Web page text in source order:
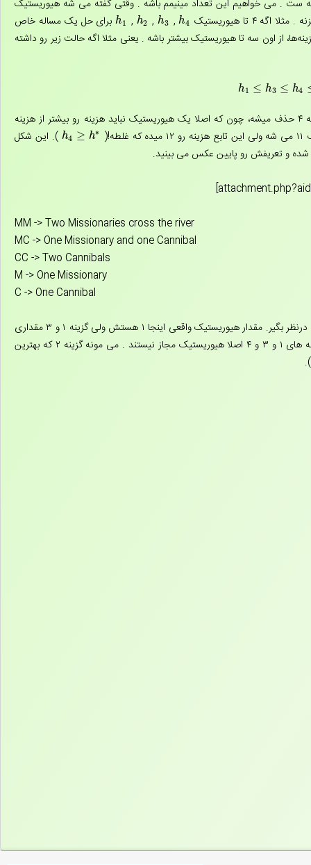
. می خواهیم این تعداد مینیمم باشه . وقتی گفته می شه هیوریستیک
تا هیوریستیک
h4
h4
,
h3
h3
,
h2
h2
,
h1
h1 برای حل یک مساله خاص
از اون سه تا هیوریستیک بیشتر باشه . یعنی مثلا اگه حالت زیر رو داشته
h1 ≤ h3 ≤ h4
h1 ≤h 3≤h 4≤ h2≤
هزینه واقعی تا هدفه . خوب توی چهار تا گزینه ای که داده گزینه ۴ حذف میشه‌، چون که اصلا یک هیوریستیک نباید هزینه رو بیشتر از هزینه
h4 ≥ h∗
h4 ≥h ∗
). این شکل
و تعریفش رو پایین عکس می بینید.
MM -> Two Missionaries cross the river
MC -> One Missionary and one Cannibal
CC -> Two Cannibals
M -> One Missionary
C -> One Cannibal
می مونه گزینه های ۱ و ۲ و ۳ . شما حالت یکی مونده به آخر تا هدف رو درنظر بگیر. مقدار هیوریستیک واقعی اینجا ۱ هستش ولی گزینه ۱ و ۳ مقداری
). پس اصلا گزینه های ۱ و ۳ و ۴ اصلا هیوریستیک مجاز نیستند . می مونه گزینه ۲ که بهترین